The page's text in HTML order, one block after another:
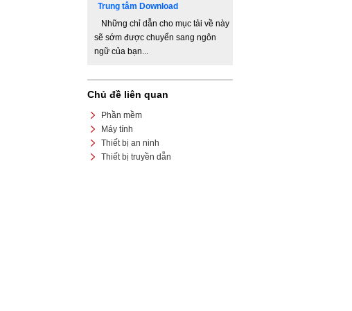
Trung tâm Download
Những chỉ dẫn cho mục tải về này
sẽ sớm được chuyển sang ngôn
ngữ của bạn...
Chủ đề liên quan
Phần mềm
Máy tính
Thiết bị an ninh
Thiết bị truyền dẫn